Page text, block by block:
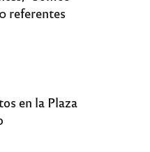
referentes
en la Plaza